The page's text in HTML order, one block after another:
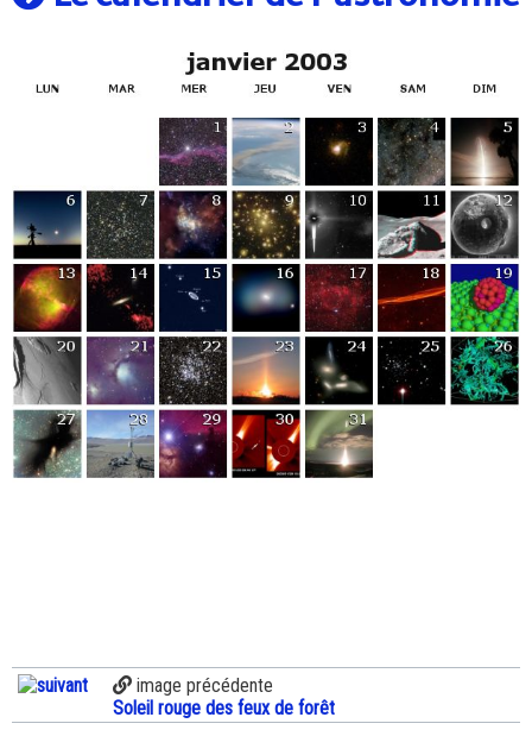
image précédente
Soleil rouge des feux de forêt